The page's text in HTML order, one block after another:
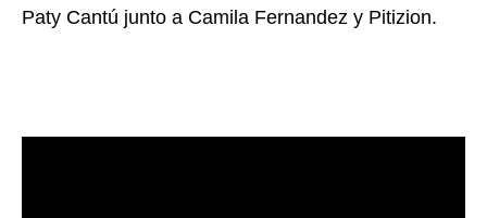
Paty Cantú junto a Camila Fernandez y Pitizion.